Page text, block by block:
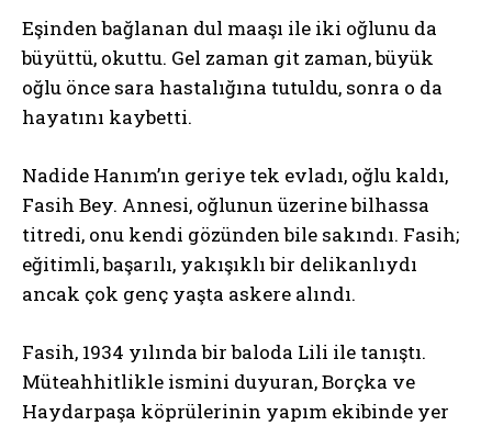
Eşinden bağlanan dul maaşı ile iki oğlunu da
büyüttü, okuttu. Gel zaman git zaman, büyük
oğlu önce sara hastalığına tutuldu, sonra o da
hayatını kaybetti.
Nadide Hanım’ın geriye tek evladı, oğlu kaldı,
Fasih Bey. Annesi, oğlunun üzerine bilhassa
titredi, onu kendi gözünden bile sakındı. Fasih;
eğitimli, başarılı, yakışıklı bir delikanlıydı
ancak çok genç yaşta askere alındı.
Fasih, 1934 yılında bir baloda Lili ile tanıştı.
Müteahhitlikle ismini duyuran, Borçka ve
Haydarpaşa köprülerinin yapım ekibinde yer